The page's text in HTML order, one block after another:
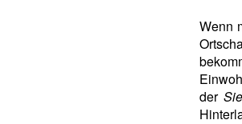
Wenn
der